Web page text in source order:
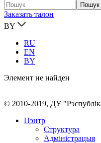
Заказать талон
BY
RU
EN
BY
Элемент не найден
© 2010-2019, ДУ
Цэнтр
Структура
Адміністрацыя